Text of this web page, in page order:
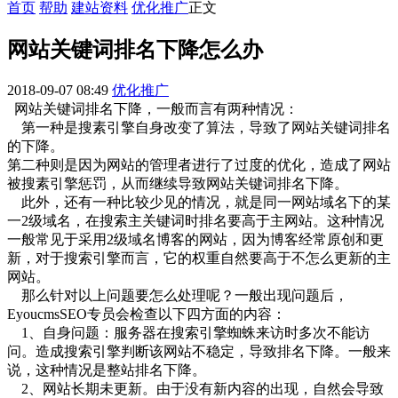
首页 帮助 建站资料 优化推广正文
网站关键词排名下降怎么办
2018-09-07 08:49 优化推广
网站关键词排名下降，一般而言有两种情况：
第一种是搜素引擎自身改变了算法，导致了网站关键词排名
的下降。
第二种则是因为网站的管理者进行了过度的优化，造成了网站
被搜素引擎惩罚，从而继续导致网站关键词排名下降。
此外，还有一种比较少见的情况，就是同一网站域名下的某
一2级域名，在搜索主关键词时排名要高于主网站。这种情况
一般常见于采用2级域名博客的网站，因为博客经常原创和更
新，对于搜索引擎而言，它的权重自然要高于不怎么更新的主
网站。
那么针对以上问题要怎么处理呢？一般出现问题后，
EyoucmsSEO专员会检查以下四方面的内容：
1、自身问题：服务器在搜索引擎蜘蛛来访时多次不能访
问。造成搜索引擎判断该网站不稳定，导致排名下降。一般来
说，这种情况是整站排名下降。
2、网站长期未更新。由于没有新内容的出现，自然会导致